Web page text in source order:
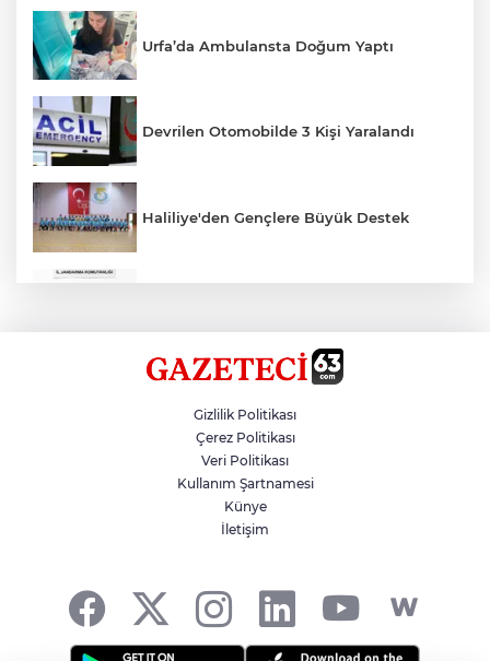
Urfa’da Ambulansta Doğum Yaptı
Devrilen Otomobilde 3 Kişi Yaralandı
Haliliye'den Gençlere Büyük Destek
Hikmet Başak’tan Ulaşım Çalışması
Atatürk Bulvarında Asfalt Yenileniyor
Gizlilik Politikası
Çerez Politikası
Veri Politikası
Kullanım Şartnamesi
Künye
İletişim